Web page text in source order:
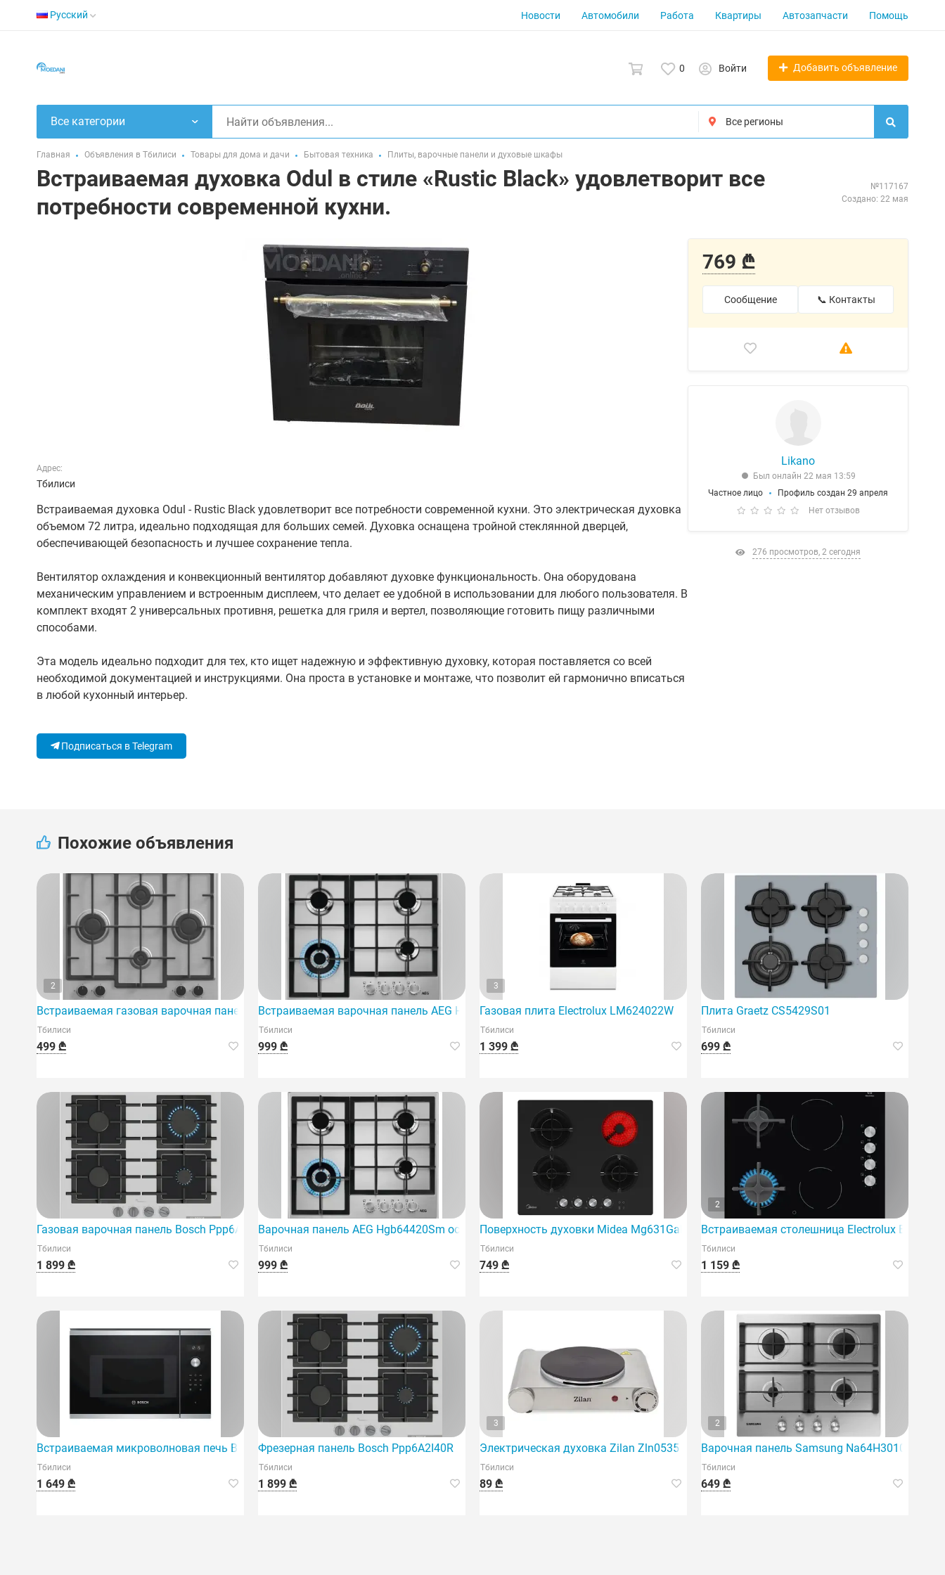
Русский Новости Автомобили Работа Квартиры Автозапчасти Помощь
0 Войти Добавить объявление
Все категории
Главная Объявления в Тбилиси Товары для дома и дачи Бытовая техника Плиты, варочные панели и духовые шкафы
Встраиваемая духовка Odul в стиле «Rustic Black» удовлетворит все
потребности современной кухни.
№117167
Создано: 22 мая
Адрес:
Тбилиси
Встраиваемая духовка Odul - Rustic Black удовлетворит все потребности современной кухни. Это электрическая духовка
объемом 72 литра, идеально подходящая для больших семей. Духовка оснащена тройной стеклянной дверцей,
обеспечивающей безопасность и лучшее сохранение тепла.
Вентилятор охлаждения и конвекционный вентилятор добавляют духовке функциональность. Она оборудована
механическим управлением и встроенным дисплеем, что делает ее удобной в использовании для любого пользователя. В
комплект входят 2 универсальных противня, решетка для гриля и вертел, позволяющие готовить пищу различными
способами.
Эта модель идеально подходит для тех, кто ищет надежную и эффективную духовку, которая поставляется со всей
необходимой документацией и инструкциями. Она проста в установке и монтаже, что позволит ей гармонично вписаться
в любой кухонный интерьер.
Подписаться в Telegram
769 ₾
Сообщение 📞 Контакты
Likano
Был онлайн 22 мая 13:59
Частное лицо
Профиль создан 29 апреля
Нет отзывов
276 просмотров, 2 сегодня
Похожие объявления
2
Встраиваемая газовая варочная панель Millen Mh4Xr
Тбилиси
499 ₾
Встраиваемая варочная панель AEG Hgb64420Sm
Тбилиси
999 ₾
3
Газовая плита Electrolux LM624022W
Тбилиси
1 399 ₾
Плита Graetz CS5429S01
Тбилиси
699 ₾
Газовая варочная панель Bosch Ppp6A2I40R, выпускаемая в рамках серии |6, представляет собой современную модель.
Тбилиси
1 899 ₾
Варочная панель AEG Hgb64420Sm оснащена высококачественной газовой системой и четырьмя конфорками.
Тбилиси
999 ₾
Поверхность духовки Midea Mg631Gab
Тбилиси
749 ₾
2
Встраиваемая столешница Electrolux
Тбилиси
1 159 ₾
Встраиваемая микроволновая печь Bosch BFL524MS0
Тбилиси
1 649 ₾
Фрезерная панель Bosch Ppp6A2I40R
Тбилиси
1 899 ₾
3
Электрическая духовка Zilan Zln0535
Тбилиси
89 ₾
2
Варочная панель Samsung Na64H3010As/WT
Тбилиси
649 ₾